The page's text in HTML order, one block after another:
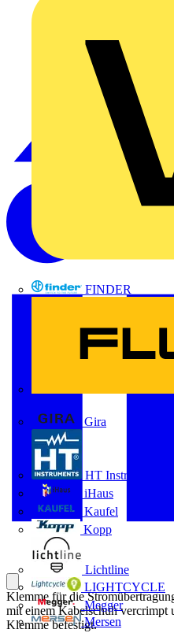
FINDER
Gira
HT Instruments
iHaus
Kaufel
Kopp
Lichtline
LIGHTCYCLE
Megger
Mersen
Klemme für die
mit einem Kabelschuh vercrimpt
Klemme befestigt.